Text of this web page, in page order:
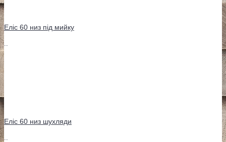
Еліс 60 низ під мийку
..
Еліс 60 низ шухляди